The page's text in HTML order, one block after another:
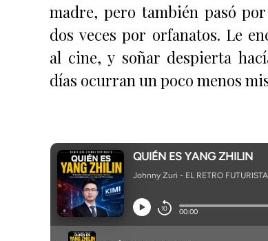
madre, pero también pasó
dos veces por orfanatos. Le
al cine, y soñar despierta
días ocurran un poco menos